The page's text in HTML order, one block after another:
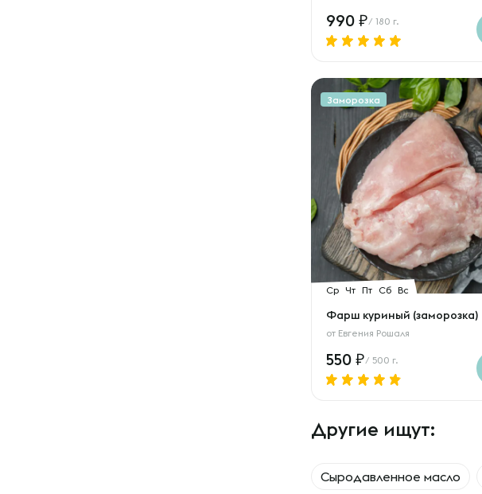
990 / 180 г.
Заморозка
Ср Чт Пт Сб Вс
Фарш куриный (заморозка)
от Евгения Рошаля
550 / 500 г.
Другие ищут:
Сыродавленное масло